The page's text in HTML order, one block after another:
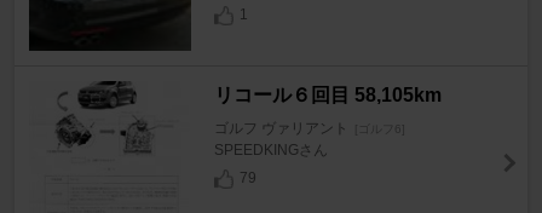
1
リコール６回目 58,105km
ゴルフ ヴァリアント
SPEEDKINGさん
79